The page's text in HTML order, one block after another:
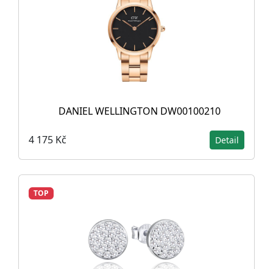
DANIEL WELLINGTON DW00100210
4 175 Kč Detail
TOP